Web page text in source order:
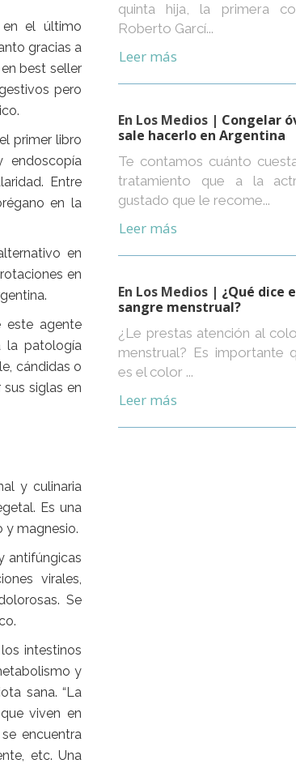
el último
gracias a
best seller
pero
primer libro
endoscopía
Entre
en la
en
en
este agente
la patología
cándidas o
siglas en
y culinaria
Es una
y magnesio.
antifúngicas
virales,
Se
intestinos
y
sana. “La
viven en
encuentra
etc. Una
quinta hija, la primera
Roberto Garcí...
Leer más
En Los Medios | Congelar
sale hacerlo en Argentina
Te contamos cuánto
tratamiento que a la
gustado que le recome...
Leer más
En Los Medios | ¿Qué dice
sangre menstrual?
¿Le prestas atención al
menstrual? Es importante
es el color ...
Leer más